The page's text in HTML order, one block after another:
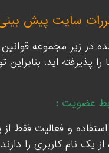
سایت پیش
در زیر مجموعه
پذیرفته اید.
عضویت :
و فعالیت فقط
از یک نام کاربری را